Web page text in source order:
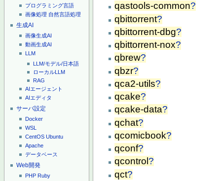
プログラミング言語
画像処理 自然言語処理
生成AI
画像生成AI
動画生成AI
LLM
LLM/モデル/日本語
ローカルLLM
RAG
AIエージェント
AIエディタ
サーバ設定
Docker
WSL
CentOS Ubuntu
Apache
データベース
Web開発
PHP Ruby
qastools-common?
qbittorrent?
qbittorrent-dbg?
qbittorrent-nox?
qbrew?
qbzr?
qca2-utils?
qcake?
qcake-data?
qchat?
qcomicbook?
qconf?
qcontrol ?
qct?